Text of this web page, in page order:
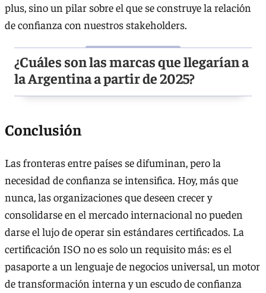
plus, sino un pilar sobre el que se construye la relación
de confianza con nuestros stakeholders.
¿Cuáles son las marcas que llegarían a
la Argentina a partir de 2025?
Conclusión
Las fronteras entre países se difuminan, pero la
necesidad de confianza se intensifica. Hoy, más que
nunca, las organizaciones que deseen crecer y
consolidarse en el mercado internacional no pueden
darse el lujo de operar sin estándares certificados. La
certificación ISO no es solo un requisito más: es el
pasaporte a un lenguaje de negocios universal, un motor
de transformación interna y un escudo de confianza